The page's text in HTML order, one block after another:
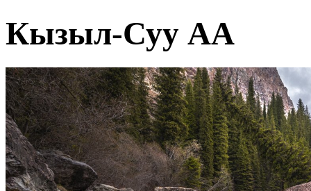
Кызыл-Суу АА